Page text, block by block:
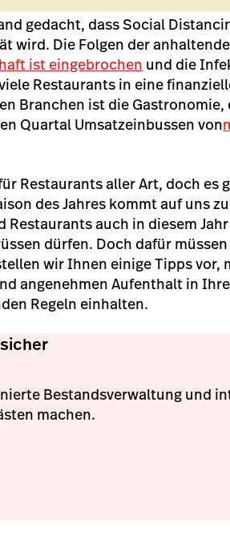
gedacht, dass Social
wird. Die Folgen der
ist eingebrochen und die
Restaurants in eine
Branchen ist die Gastronomie,
Quartal Umsatzeinbussen von
Restaurants aller Art, doch es
des Jahres kommt auf uns
auch in diesem
dürfen. Doch dafür
wir Ihnen einige Tipps vor,
angenehmen Aufenthalt in
Regeln einhalten.
Bestandsverwaltung und
machen.